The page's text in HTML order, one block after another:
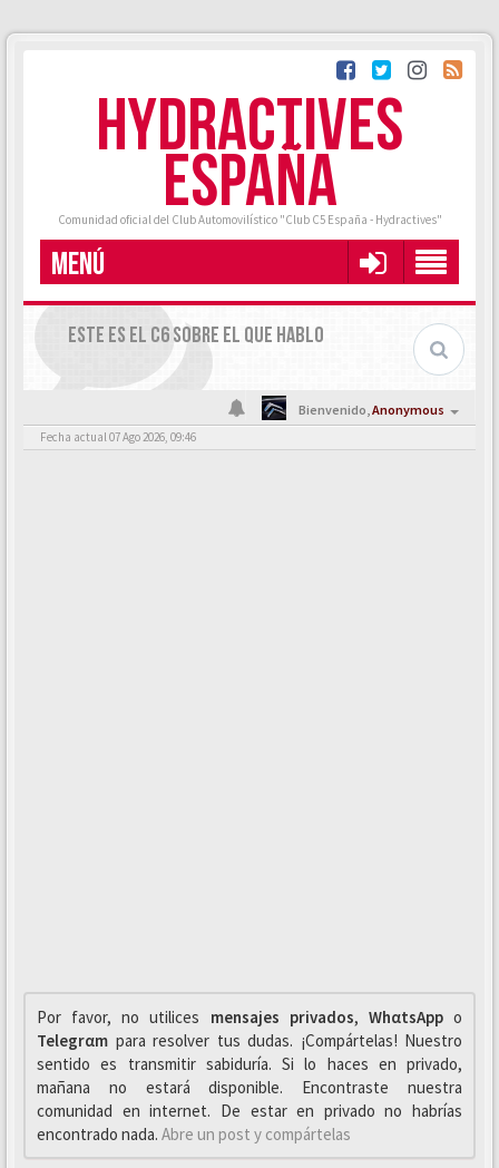
HYDRACTIVES
ESPAÑA
Comunidad oficial del Club Automovilístico "Club C5 España - Hydractives"
MENÚ
ESTE ES EL C6 SOBRE EL QUE HABLO
Bienvenido,Anonymous
Fecha actual 07 Ago 2026, 09:46
Por favor, no utilices mensajes privados, WhαtsAppo
Telegrαm para resolver tus dudas. ¡Compártelas! Nuestro
sentido es transmitir sabiduría. Si lo haces en privado,
mañana no estará disponible. Encontraste nuestra
comunidad en internet. De estar en privado no habrías
encontrado nada. Abre un post y compártelas